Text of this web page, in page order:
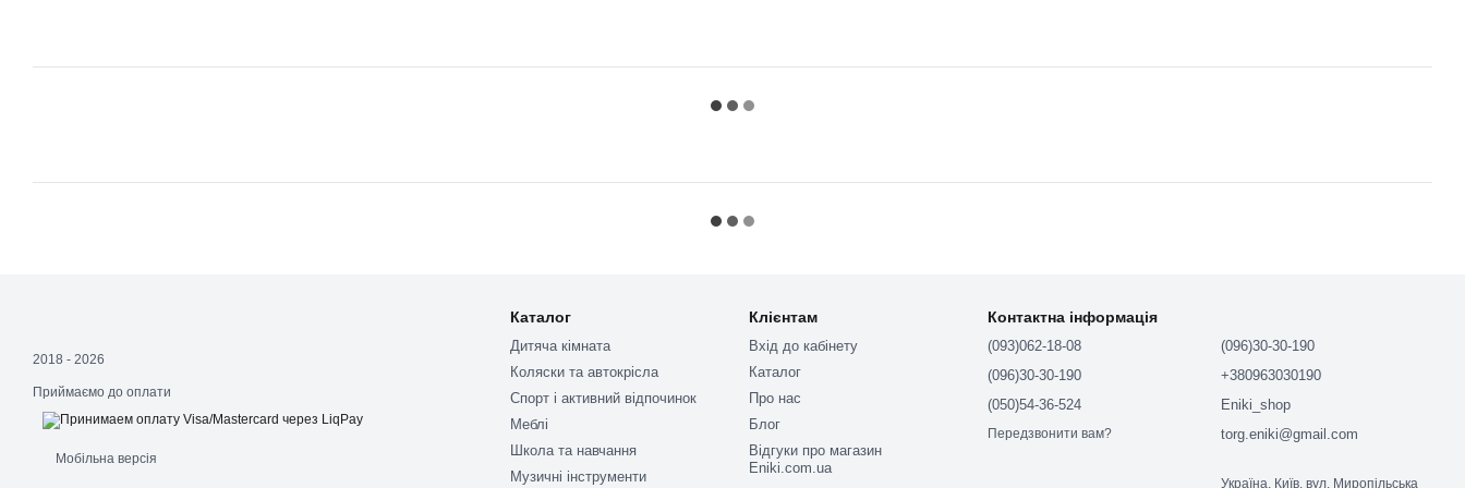
2018 - 2026
Приймаємо до оплати
Мобільна версія
Каталог
Дитяча кімната
Коляски та автокрісла
Спорт і активний відпочинок
Меблі
Школа та навчання
Музичні інструменти
Клієнтам
Вхід до кабінету
Каталог
Про нас
Блог
Відгуки про магазин
Eniki.com.ua
Контактна інформація
(093)062-18-08
(096)30-30-190
(050)54-36-524
Передзвонити вам?
(096)30-30-190
+380963030190
Eniki_shop
torg.eniki@gmail.com
Україна, Київ, вул. Миропільська